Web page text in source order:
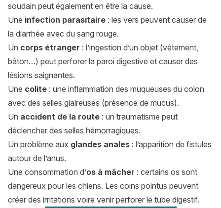
soudain peut également en être la cause.
Une infection parasitaire : les vers peuvent causer de
la diarrhée avec du sang rouge.
Un corps étranger : l’ingestion d’un objet (vêtement,
bâton…) peut perforer la paroi digestive et causer des
lésions saignantes.
Une colite : une inflammation des muqueuses du colon
avec des selles glaireuses (présence de mucus).
Un accident de la route : un traumatisme peut
déclencher des selles hémorragiques.
Un problème aux glandes anales : l’apparition de fistules
autour de l’anus.
Une consommation d’os à mâcher : certains os sont
dangereux pour les chiens. Les coins pointus peuvent
créer des irritations voire venir perforer le tube digestif.